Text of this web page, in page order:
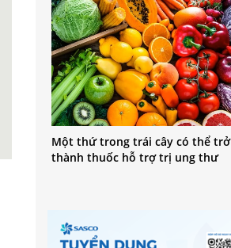
Một thứ trong trái cây có thể trở
thành thuốc hỗ trợ trị ung thư